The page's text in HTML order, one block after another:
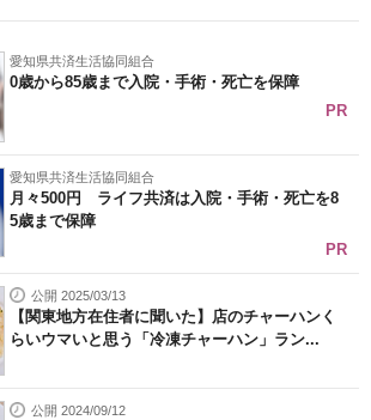
愛知県共済生活協同組合
0歳から85歳まで入院・手術・死亡を保障
PR
愛知県共済生活協同組合
月々500円 ライフ共済は入院・手術・死亡を8
5歳まで保障
PR
公開 2025/03/13
【関東地方在住者に聞いた】店のチャーハンく
らいウマいと思う「冷凍チャーハン」ラン...
公開 2024/09/12